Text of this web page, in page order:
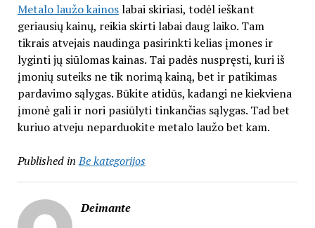
Metalo laužo kainoslabai skiriasi, todėl ieškant
geriausių kainų, reikia skirti labai daug laiko. Tam
tikrais atvejais naudinga pasirinkti kelias įmones ir
lyginti jų siūlomas kainas. Tai padės nuspręsti, kuri iš
įmonių suteiks ne tik norimą kainą, bet ir patikimas
pardavimo sąlygas. Būkite atidūs, kadangi ne kiekviena
įmonė gali ir nori pasiūlyti tinkančias sąlygas. Tad bet
kuriuo atveju neparduokite metalo laužo bet kam.
Published in Be kategorijos
Deimante